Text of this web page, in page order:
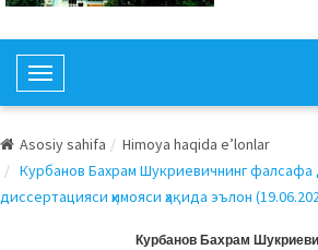
T
o
g
l
e
Asosiy sahifa
Himoya haqida e’lonlar
Курбанов Бахрам Шукриевичнинг фалсафа
диссертацияси ҳимояси ҳақида эълон
Курбанов Бахрам